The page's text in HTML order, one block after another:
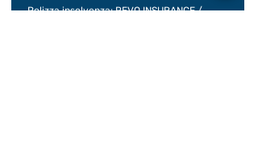
Polizza insolvenza: REVO INSURANCE /